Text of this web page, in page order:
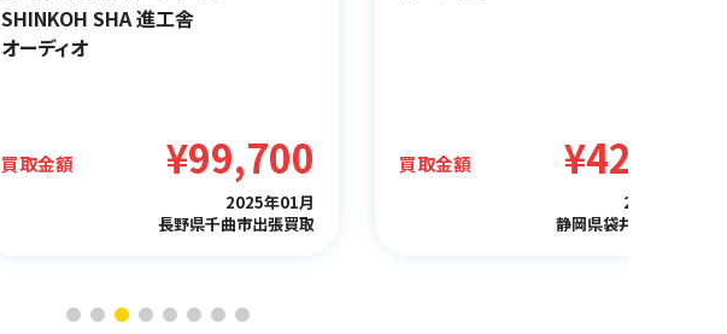
SHINKOH SHA 進工舎
オーディオ
買取金額 ¥99,700
2025年01月
長野県千曲市出張買取
買取金額 ¥42,000
2024年12月
静岡県袋井市出張買取